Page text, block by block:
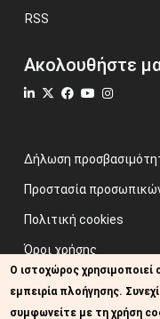
RSS
Ακολουθήστε
Δήλωση
Προστασία
Πολιτική cookies
Όροι χρήσης
Προηγούμενος
Image credits: Some
Ο ιστοχώρος χρησιμοποιεί
εμπειρία πλοήγησης.
συμφωνείτε με τη χρήση